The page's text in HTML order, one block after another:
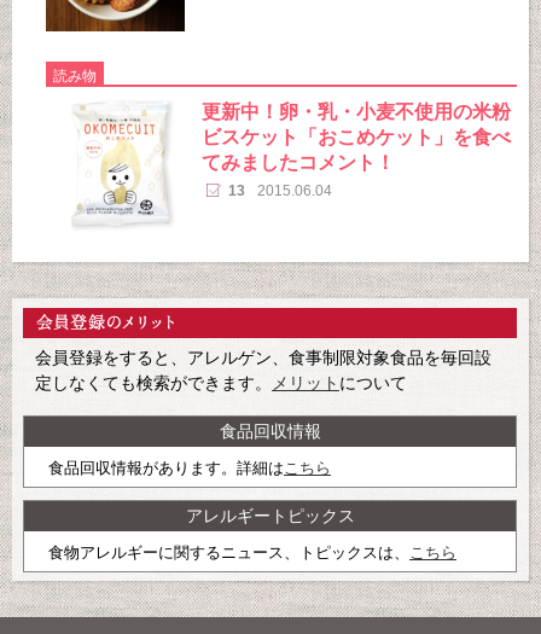
読み物
更新中！卵・乳・小麦不使用の米粉
ビスケット「おこめケット」を食べ
てみましたコメント！
13 2015.06.04
会員登録をすると、アレルゲン、食事制限対象食品を毎回設
定しなくても検索ができます。
メリット について
食品回収情報
食品回収情報があります。詳細はこちら
アレルギートピックス
食物アレルギーに関するニュース、トピックスは、 こちら